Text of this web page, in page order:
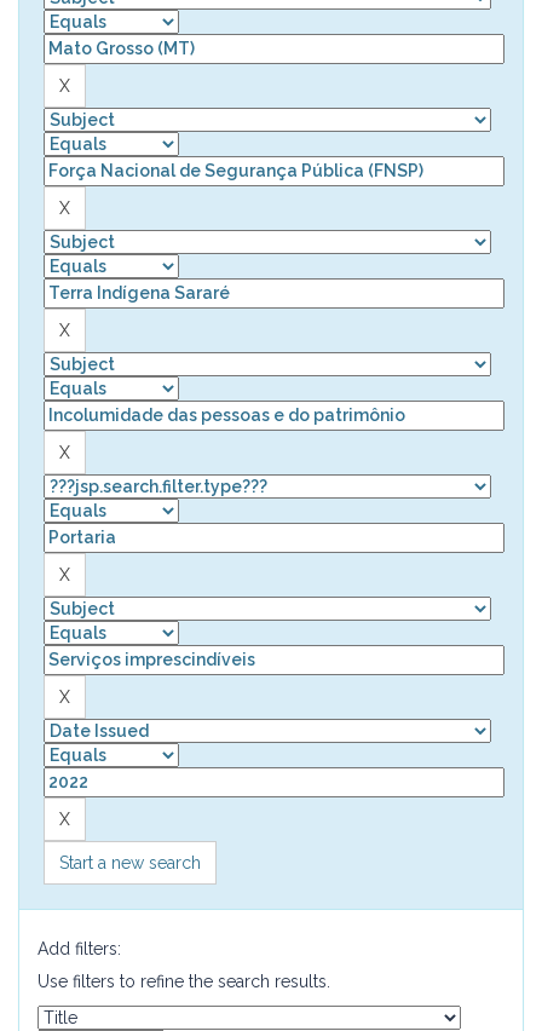
Start a new search
Add filters:
Use filters to refine the search results.